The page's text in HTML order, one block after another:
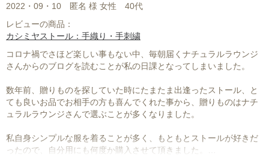
2022・09・10 匿名 様 女性
40代
レビューの商品：
カシミヤストール：手織り・手刺繍
コロナ禍でさほど楽しい事もない中、毎朝届くナチュラルラウンジ
さんからのブログを読むことが私の日課となってしまいました。
数年前、贈りものを探していた時にたまたま出逢ったストール、と
ても良いお品でお相手の方も喜んでくれた事から、贈りものはナチ
ュラルラウンジさんで選ぶことが多くなりました。
私自身シンプルな服を着ることが多く、もともとストールが好きだ
ったので、自分用にも何度か購入させて頂きました。